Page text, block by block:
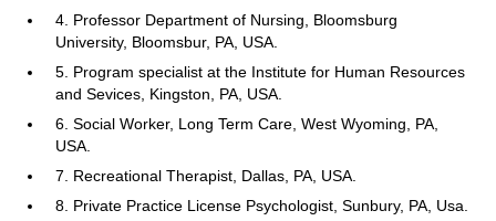
4. Professor Department of Nursing, Bloomsburg
University, Bloomsbur, PA, USA.
5. Program specialist at the Institute for Human Resources
and Sevices, Kingston, PA, USA.
6. Social Worker, Long Term Care, West Wyoming, PA,
USA.
7. Recreational Therapist, Dallas, PA, USA.
8. Private Practice License Psychologist, Sunbury, PA, Usa.